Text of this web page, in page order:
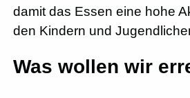
damit das Essen eine hohe
den Kindern und
Was wollen wir